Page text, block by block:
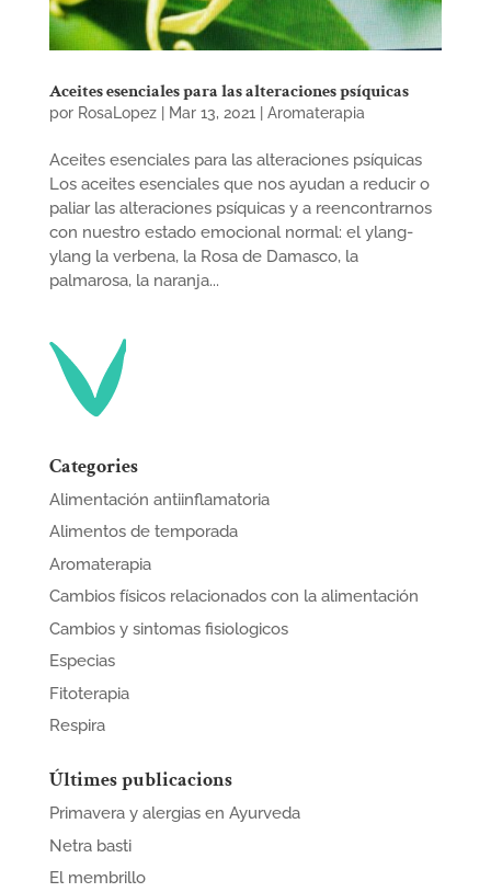
Aceites esenciales para las alteraciones psíquicas
por RosaLopez| Mar 13, 2021 Aromaterapia
Aceites esenciales para las alteraciones psíquicas
Los aceites esenciales que nos ayudan a reducir o
paliar las alteraciones psíquicas y a reencontrarnos
con nuestro estado emocional normal: el ylang-
ylang la verbena, la Rosa de Damasco, la
palmarosa, la naranja...
Categories
Alimentación antiinflamatoria
Alimentos de temporada
Aromaterapia
Cambios físicos relacionados con la alimentación
Cambios y sintomas fisiologicos
Especias
Fitoterapia
Respira
Últimes publicacions
Primavera y alergias en Ayurveda
Netra basti
El membrillo